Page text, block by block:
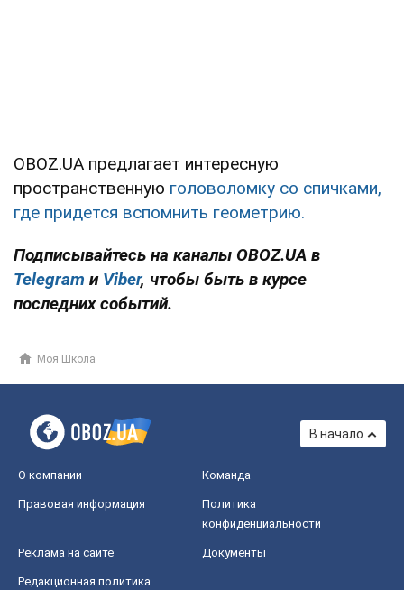
OBOZ.UA предлагает интересную
пространственную головоломку со спичками,
где придется вспомнить геометрию.
Подписывайтесь на каналы OBOZ.UA в
Telegram и Viber, чтобы быть в курсе
последних событий.
Моя Школа
В начало
О компании Команда
Правовая информация
Политика
конфиденциальности
Реклама на сайте Документы
Редакционная политика